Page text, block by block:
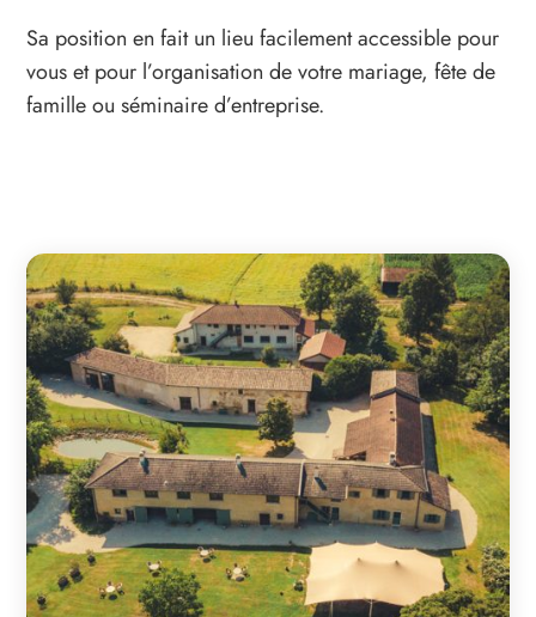
Sa position en fait un lieu facilement accessible pour
vous et pour l’organisation de votre mariage, fête de
famille ou séminaire d’entreprise.